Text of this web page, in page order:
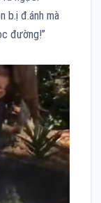
b.ị đ.ánh mà
đường!”